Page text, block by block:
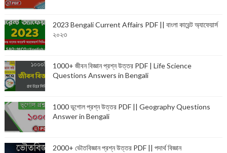
2023 Bengali Current Affairs PDF || বাংলা কারেন্ট অ্যাফেয়ার্স
২০২৩
1000+ জীবন বিজ্ঞান প্রশ্ন উত্তর PDF | Life Science
Questions Answers in Bengali
1000 ভূগোল প্রশ্ন উত্তর PDF || Geography Questions
Answer in Bengali
2000+ ভৌতবিজ্ঞান প্রশ্ন উত্তর PDF || পদার্থ বিজ্ঞান